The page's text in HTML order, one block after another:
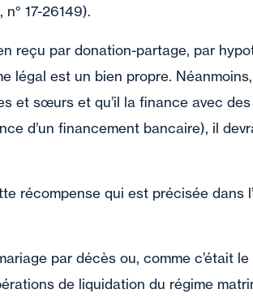
17-26149).
reçu par donation-partage, par
légal est un bien propre.
et sœurs et qu’il la finance avec
d’un financement bancaire), il
récompense qui est précisée dans
par décès ou, comme c’était
de liquidation du régime